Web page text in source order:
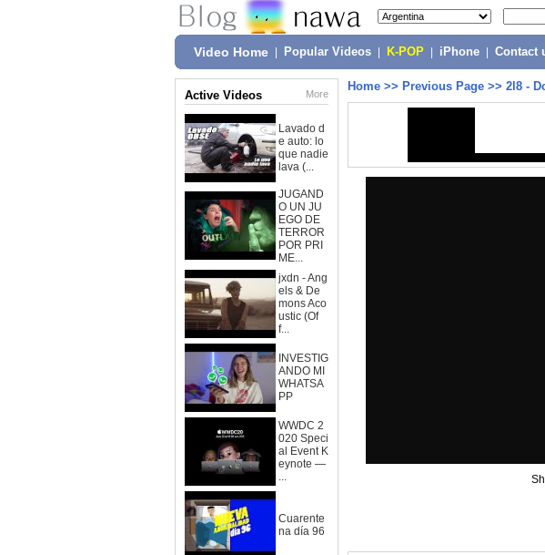
Video Home Popular Videos K-POP iPhone Contact
Active Videos More
Lavado d
e auto: lo
que nadie
lava (...
JUGAND
O UN JU
EGO DE
TERROR
POR PRI
ME...
jxdn - Ang
els & De
mons Aco
ustic (Of
f...
INVESTIG
ANDO MI
WHATSA
PP
WWDC 2
020 Speci
al Event K
eynote —
...
Cuarente
na día 96
Home >> Previous Page >> 2l8 -